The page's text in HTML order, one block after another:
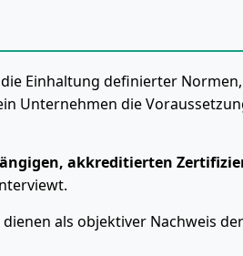
Einhaltung definierter
Unternehmen die
akkreditierten
als objektiver Nachweis